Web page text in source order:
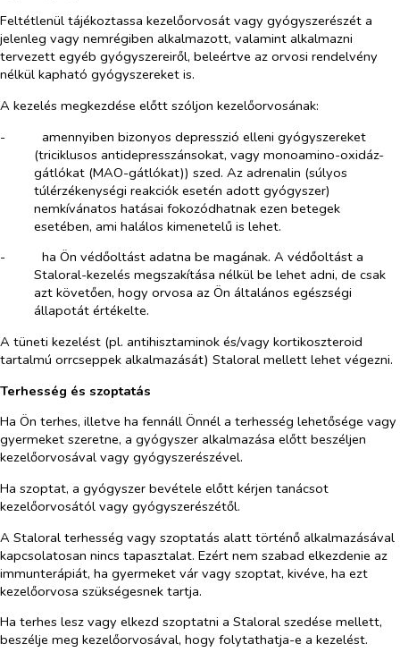
Feltétlenül tájékoztassa kezelőorvosát vagy gyógyszerészét a
jelenleg vagy nemrégiben alkalmazott, valamint alkalmazni
tervezett egyéb gyógyszereiről, beleértve az orvosi rendelvény
nélkül kapható gyógyszereket is.
A kezelés megkezdése előtt szóljon kezelőorvosának:
-​
amennyiben bizonyos depresszió elleni gyógyszereket
(triciklusos antidepresszánsokat, vagy monoamino-oxidáz-
gátlókat (MAO-gátlókat)) szed. Az adrenalin (súlyos
túlérzékenységi reakciók esetén adott gyógyszer)
nemkívánatos hatásai fokozódhatnak ezen betegek
esetében, ami halálos kimenetelű is lehet.
-​
ha Ön védőoltást adatna be magának. A védőoltást a
Staloral-kezelés megszakítása nélkül be lehet adni, de csak
azt követően, hogy orvosa az Ön általános egészségi
állapotát értékelte.
A tüneti kezelést (pl. antihisztaminok és/vagy kortikoszteroid
tartalmú orrcseppek alkalmazását) Staloral mellett lehet végezni.
Terhesség és szoptatás
Ha Ön terhes, illetve ha fennáll Önnél a terhesség lehetősége vagy
gyermeket szeretne, a gyógyszer alkalmazása előtt beszéljen
kezelőorvosával vagy gyógyszerészével.
Ha szoptat, a gyógyszer bevétele előtt kérjen tanácsot
kezelőorvosától vagy gyógyszerészétől.
A Staloral terhesség vagy szoptatás alatt történő alkalmazásával
kapcsolatosan nincs tapasztalat. Ezért nem szabad elkezdenie az
immunterápiát, ha gyermeket vár vagy szoptat, kivéve, ha ezt
kezelőorvosa szükségesnek tartja.
Ha terhes lesz vagy elkezd szoptatni a Staloral szedése mellett,
beszélje meg kezelőorvosával, hogy folytathatja-e a kezelést.